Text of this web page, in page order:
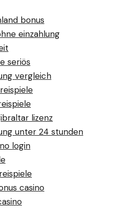
bonus
einzahlung
seriös
vergleich
lizenz
unter 24 stunden
login
casino